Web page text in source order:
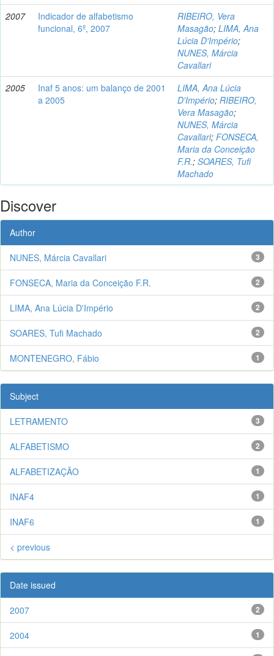
2007
Indicador de alfabetismo
funcional, 6º, 2007
RIBEIRO, Vera
Masagão; LIMA, Ana
Lúcia D'Império;
NUNES, Márcia
Cavallari
2005
Inaf 5 anos: um balanço de 2001
a 2005
LIMA, Ana Lúcia
D'Império; RIBEIRO,
Vera Masagão;
NUNES, Márcia
Cavallari; FONSECA,
Maria da Conceição
F.R.; SOARES, Tufi
Machado
Discover
Author
3
NUNES, Márcia Cavallari
2
FONSECA, Maria da Conceição F.R.
2
LIMA, Ana Lúcia D'Império
2
SOARES, Tufi Machado
1
MONTENEGRO, Fábio
Subject
3
LETRAMENTO
2
ALFABETISMO
1
ALFABETIZAÇÃO
1
INAF4
1
INAF6
< previous
Date issued
2
2007
1
2004